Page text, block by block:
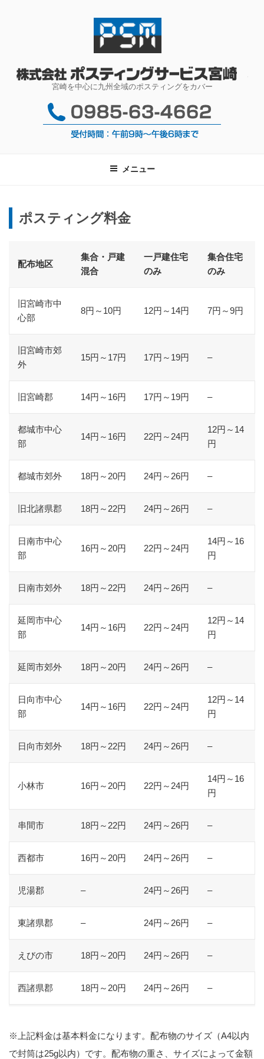
宮崎を中心に九州全域のポスティングをカバー
メニュー
ポスティング料金
配布地区
集合・戸建
混合
一戸建住宅
のみ
集合住宅
のみ
旧宮崎市中
心部
8円～10円 12円～14円 7円～9円
旧宮崎市郊
外
15円～17円 17円～19円 –
旧宮崎郡 14円～16円 17円～19円 –
都城市中心
部
14円～16円 22円～24円
12円～14
円
都城市郊外 18円～20円 24円～26円 –
旧北諸県郡 18円～22円 24円～26円 –
日南市中心
部
16円～20円 22円～24円
14円～16
円
日南市郊外 18円～22円 24円～26円 –
延岡市中心
部
14円～16円 22円～24円
12円～14
円
延岡市郊外 18円～20円 24円～26円 –
日向市中心
部
14円～16円 22円～24円
12円～14
円
日向市郊外 18円～22円 24円～26円 –
小林市 16円～20円 22円～24円
14円～16
円
串間市 18円～22円 24円～26円 –
西都市 16円～20円 24円～26円 –
児湯郡 – 24円～26円 –
東諸県郡 – 24円～26円 –
えびの市 18円～20円 24円～26円 –
西諸県郡 18円～20円 24円～26円 –
※上記料金は基本料金になります。配布物のサイズ（A4以内
で封筒は25g以内）です。配布物の重さ、サイズによって金額